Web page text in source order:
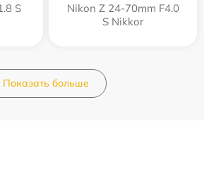
S
Nikon Z 24-70mm F4.0
S Nikkor
Показать больше